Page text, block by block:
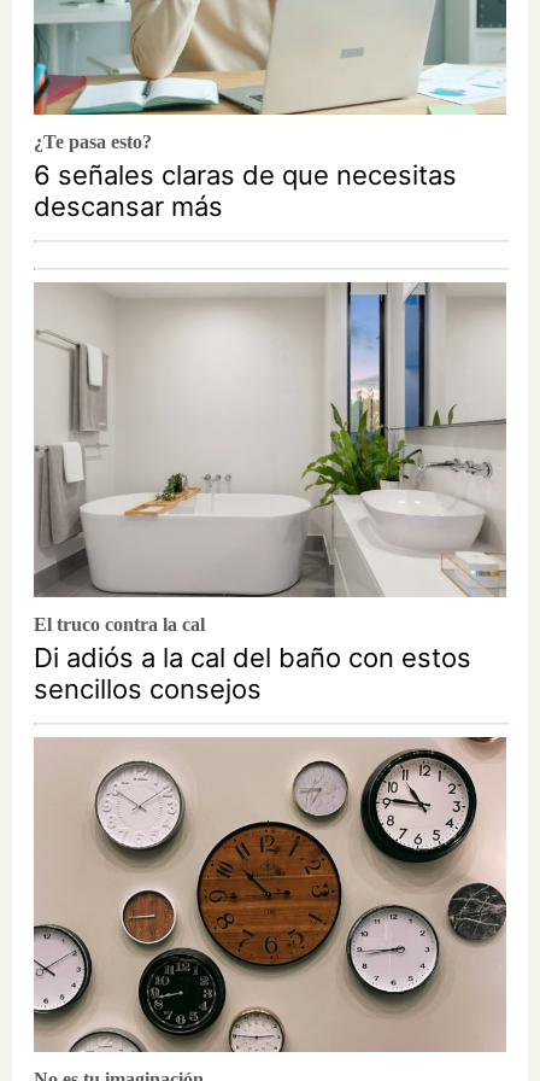
¿Te pasa esto?
6 señales claras de que necesitas
descansar más
El truco contra la cal
Di adiós a la cal del baño con estos
sencillos consejos